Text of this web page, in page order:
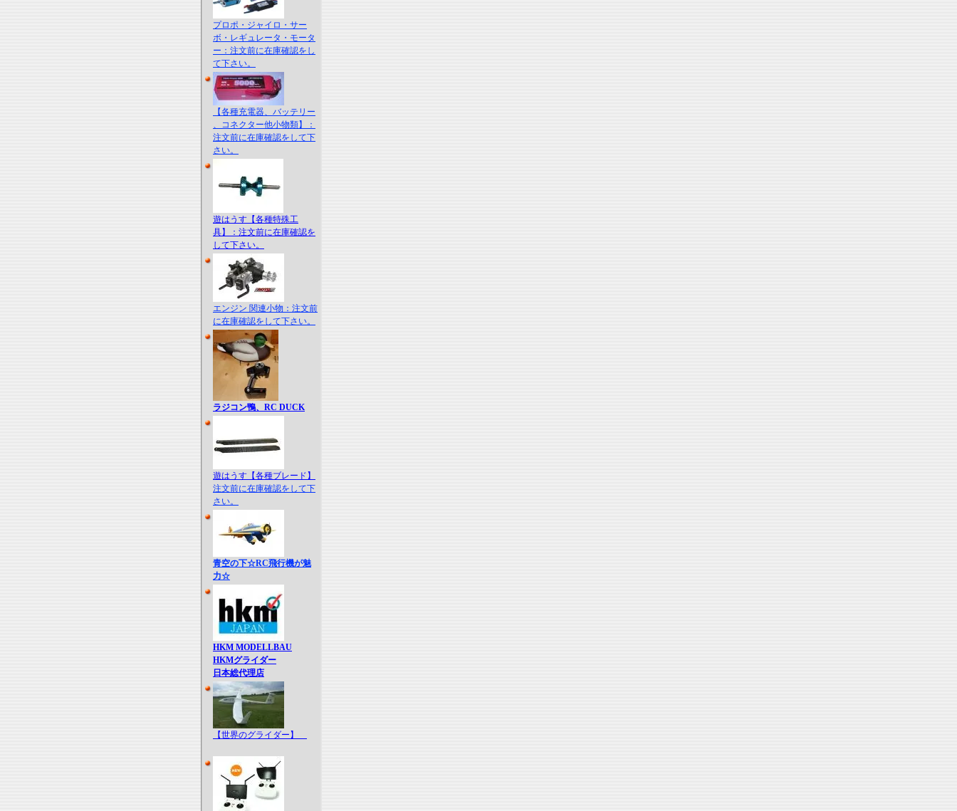
プロポ・ジャイロ・サー
ボ・レギュレータ・モータ
ー：注文前に在庫確認をし
て下さい。
【各種充電器、バッテリー
、コネクター他小物類】：
注文前に在庫確認をして下
さい。
遊はうす【各種特殊工
具】：注文前に在庫確認を
して下さい。
エンジン 関連小物：注文前
に在庫確認をして下さい。
ラジコン鴨、RC DUCK
遊はうす【各種ブレード】
注文前に在庫確認をして下
さい。
青空の下☆RC飛行機が魅
力☆
HKM MODELLBAU
HKMグライダー
日本総代理店
【世界のグライダー】